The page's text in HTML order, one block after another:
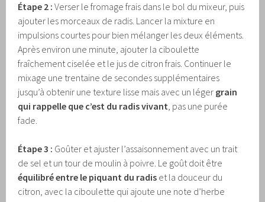
Étape 2 : Verser le fromage frais dans le bol du mixeur, puis
ajouter les morceaux de radis. Lancer la mixture en
impulsions courtes pour bien mélanger les deux éléments.
Après environ une minute, ajouter la ciboulette
fraîchement ciselée et le jus de citron frais. Continuer le
mixage une trentaine de secondes supplémentaires
jusqu’à obtenir une texture lisse mais avec un léger grain
qui rappelle que c’est du radis vivant, pas une purée
fade.
Étape 3 : Goûter et ajuster l’assaisonnement avec un trait
de sel et un tour de moulin à poivre. Le goût doit être
équilibré entre le piquant du radis et la douceur du
citron, avec la ciboulette qui ajoute une note d’herbe